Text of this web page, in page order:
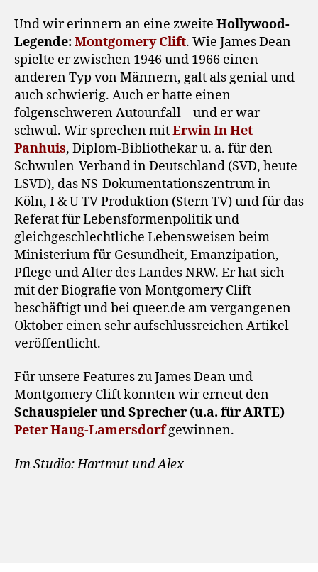
Und wir erinnern an eine zweite Hollywood-
Legende:Montgomery Clift. Wie James Dean
spielte er zwischen 1946 und 1966 einen
anderen Typ von Männern, galt als genial und
auch schwierig. Auch er hatte einen
folgenschweren Autounfall – und er war
schwul. Wir sprechen mitErwin In Het
Panhuis, Diplom-Bibliothekar u. a. für den
Schwulen-Verband in Deutschland (SVD, heute
LSVD), das NS-Dokumentationszentrum in
Köln, I & U TV Produktion (Stern TV) und für das
Referat für Lebensformenpolitik und
gleichgeschlechtliche Lebensweisen beim
Ministerium für Gesundheit, Emanzipation,
Pflege und Alter des Landes NRW. Er hat sich
mit der Biografie von Montgomery Clift
beschäftigt und bei queer.de am vergangenen
Oktober einen sehr aufschlussreichen Artikel
veröffentlicht.
Für unsere Features zu James Dean und
Montgomery Clift konnten wir erneut den
Schauspieler und Sprecher (u.a. für ARTE)
Peter Haug-Lamersdorfgewinnen.
Im Studio: Hartmut und Alex